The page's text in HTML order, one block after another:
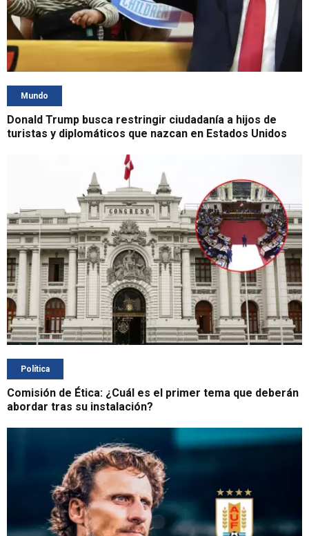
Mundo
Donald Trump busca restringir ciudadanía a hijos de
turistas y diplomáticos que nazcan en Estados Unidos
Política
Comisión de Ética: ¿Cuál es el primer tema que deberán
abordar tras su instalación?